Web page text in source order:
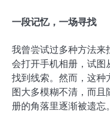
一段记忆，一场寻找
我曾尝试过多种方法
会打开手机相册，试图
找到线索。然而，这
图大多模糊不清，而
册的角落里逐渐被遗忘。